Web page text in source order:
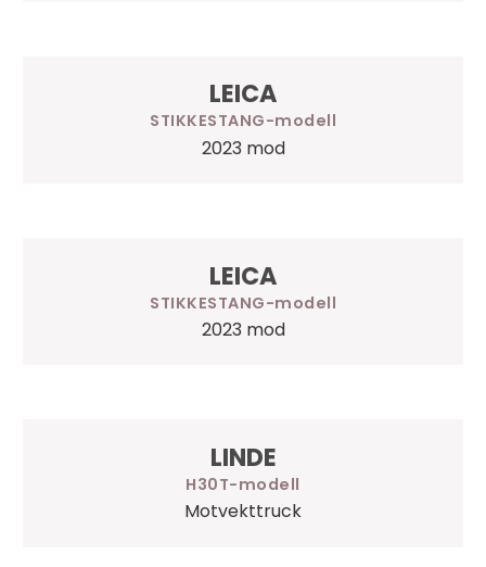
LEICA
STIKKESTANG
2023 mod
LEICA
STIKKESTANG
2023 mod
LINDE
H30T
Motvekttruck